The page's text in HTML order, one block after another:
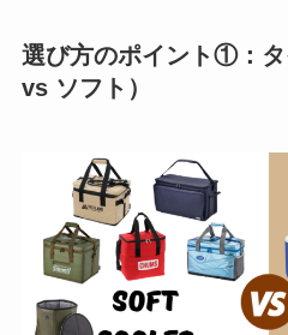
選び方のポイント①：
vs ソフト）